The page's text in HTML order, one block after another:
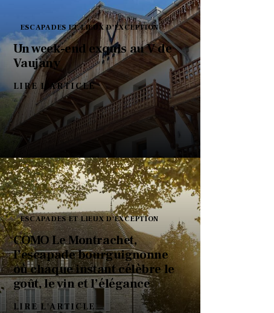
ESCAPADES ET LIEUX D'EXCEPTION
Un week-end exquis au V de
Vaujany
LIRE L'ARTICLE
ESCAPADES ET LIEUX D'EXCEPTION
COMO Le Montrachet,
l’escapade bourguignonne
où chaque instant célèbre le
goût, le vin et l’élégance
LIRE L'ARTICLE